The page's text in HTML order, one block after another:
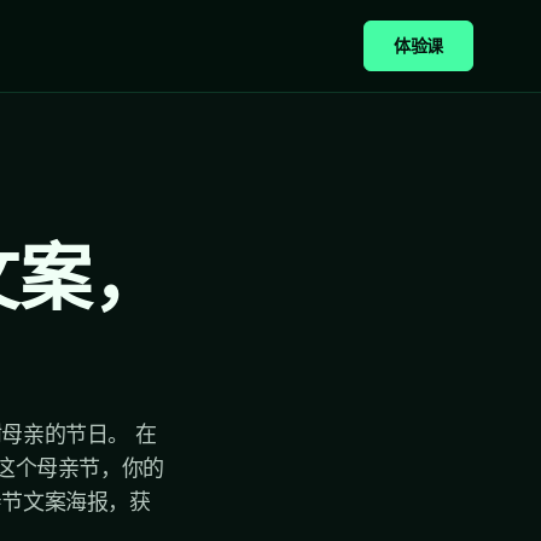
体验课
，
亲的节日。 在
个母亲节，你的
文案海报，获